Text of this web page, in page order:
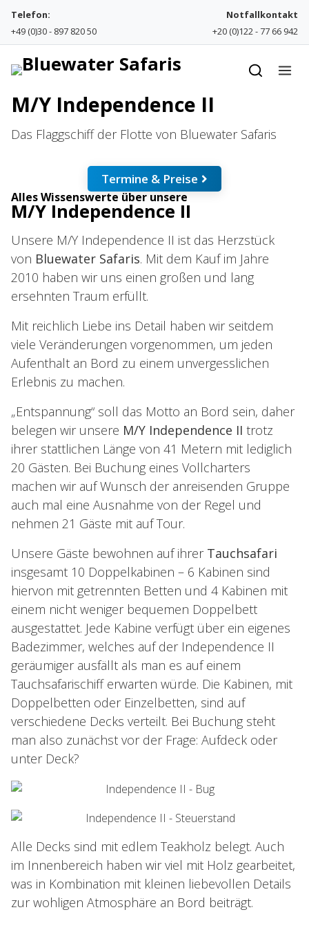
Skip to content
Telefon:
+49 (0)30 - 897 820 50
Notfallkontakt
+20 (0)122 - 77 66 942
M/Y Independence II
Das Flaggschiff der Flotte von Bluewater Safaris
Termine & Preise
Alles Wissenswerte über unsere
M/Y Independence II
Unsere M/Y Independence II ist das Herzstück
von Bluewater Safaris. Mit dem Kauf im Jahre
2010 haben wir uns einen großen und lang
ersehnten Traum erfüllt.
Mit reichlich Liebe ins Detail haben wir seitdem
viele Veränderungen vorgenommen, um jeden
Aufenthalt an Bord zu einem unvergesslichen
Erlebnis zu machen.
„Entspannung“ soll das Motto an Bord sein, daher
belegen wir unsere M/Y Independence II trotz
ihrer stattlichen Länge von 41 Metern mit lediglich
20 Gästen. Bei Buchung eines Vollcharters
machen wir auf Wunsch der anreisenden Gruppe
auch mal eine Ausnahme von der Regel und
nehmen 21 Gäste mit auf Tour.
Unsere Gäste bewohnen auf ihrer Tauchsafari
insgesamt 10 Doppelkabinen – 6 Kabinen sind
hiervon mit getrennten Betten und 4 Kabinen mit
einem nicht weniger bequemen Doppelbett
ausgestattet. Jede Kabine verfügt über ein eigenes
Badezimmer, welches auf der Independence II
geräumiger ausfällt als man es auf einem
Tauchsafarischiff erwarten würde. Die Kabinen, mit
Doppelbetten oder Einzelbetten, sind auf
verschiedene Decks verteilt. Bei Buchung steht
man also zunächst vor der Frage: Aufdeck oder
unter Deck?
Alle Decks sind mit edlem Teakholz belegt. Auch
im Innenbereich haben wir viel mit Holz gearbeitet,
was in Kombination mit kleinen liebevollen Details
zur wohligen Atmosphäre an Bord beiträgt.